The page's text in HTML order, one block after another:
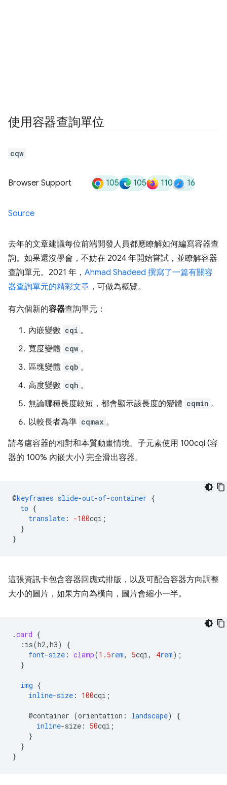
使用容器查詢單位
cqw
Browser Support 105 105 110 16
Source
去年的文章建議每位前端開發人員都應瞭解如何編寫容器查
詢。如果還沒學會，不妨在 2024 年開始嘗試，並瞭解容器
查詢單元。2021 年， Ahmad Shadeed 撰寫了一篇有關容
器查詢單元的精彩文章 ，可做為概覽。
有六個新的容器查詢單元：
內嵌變數 cqi 。
寬度變體 cqw 。
區塊變體 cqb 。
高度變數 cqh 。
無論哪種長度較短，都會顯示該長度的變體 cqmin 。
以較長者為準 cqmax 。
請考慮容器的相對和本質動畫情境。子元素使用 100cqi (容
器的 100% 內嵌大小) 完全滑出容器。
@keyframes slide-out-of-container {
to {
translate : -100cqi ;
}
}
這張資訊卡包含容器回應式排版，以及可配合容器方向調整
大小的圖片，如果方向為橫向，圖片會縮小一半。
.card {
:is(h2,h3)
{
font-size : clamp(1.5rem, 5cqi, 4rem);
}
img {
inline-size : 100cqi ;
@container (orientation : landscape)
{
inline-size : 50cqi ;
}
}
}